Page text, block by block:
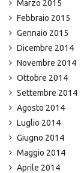
Marzo 2015
Febbraio 2015
Gennaio 2015
Dicembre 2014
Novembre 2014
Ottobre 2014
Settembre 2014
Agosto 2014
Luglio 2014
Giugno 2014
Maggio 2014
Aprile 2014